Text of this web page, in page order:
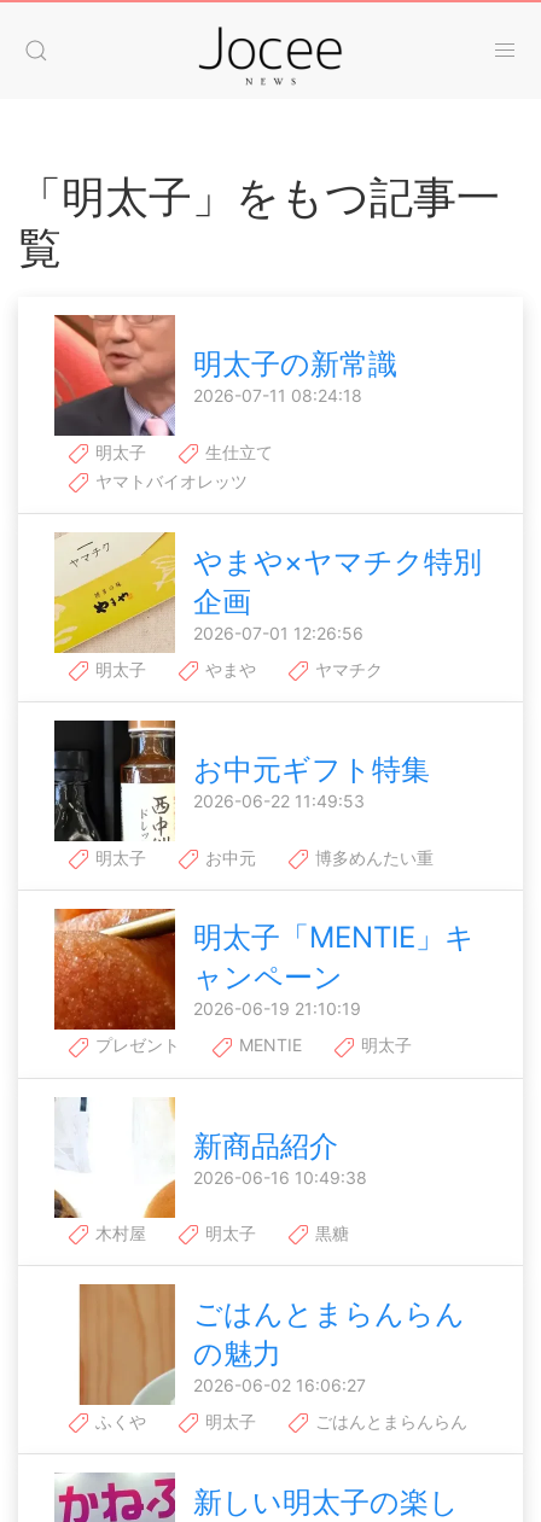
「明太子」をもつ記事一
覧
明太子の新常識
2026-07-11 08:24:18
明太子
生仕立て
ヤマトバイオレッツ
やまや×ヤマチク特別
企画
2026-07-01 12:26:56
明太子
やまや ヤマチク
お中元ギフト特集
2026-06-22 11:49:53
明太子 お中元 博多めんたい重
明太子「MENTIE」キ
ャンペーン
2026-06-19 21:10:19
プレゼント
MENTIE 明太子
新商品紹介
2026-06-16 10:49:38
木村屋 明太子 黒糖
ごはんとまらんらん
の魅力
2026-06-02 16:06:27
ふくや
明太子 ごはんとまらんらん
新しい明太子の楽し